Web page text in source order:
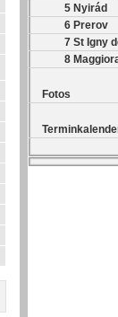
5 Nyirád
6 Prerov
7 St Igny
8
Fotos